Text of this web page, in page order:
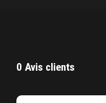
0 Avis clients